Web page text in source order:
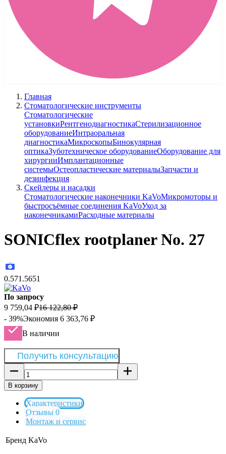
Главная
Стоматологические инструменты
Стоматологические
установкиРентгенодиагностикаСтерилизационное
оборудованиеИнтраоральная
диагностикаМикроскопыБинокулярная
оптикаЗуботехническое оборудованиеОборудование для
хирургииИмплантационные
системыОстеопластические материалыЗапчасти и
дезинфекция
Скейлеры и насадки
Стоматологические наконечники KaVoМикромоторы и
быстросъёмные соединения KaVoУход за
наконечникамиРасходные материалы
SONICflex rootplaner No. 27
0.571.5651
По запросу
9 759,04 ₽16 122,80 ₽
- 39%Экономия 6 363,76 ₽
В наличии
Получить консультацию
В корзину
Характеристики
Отзывы 0
Монтаж и сервис
Бренд KaVo